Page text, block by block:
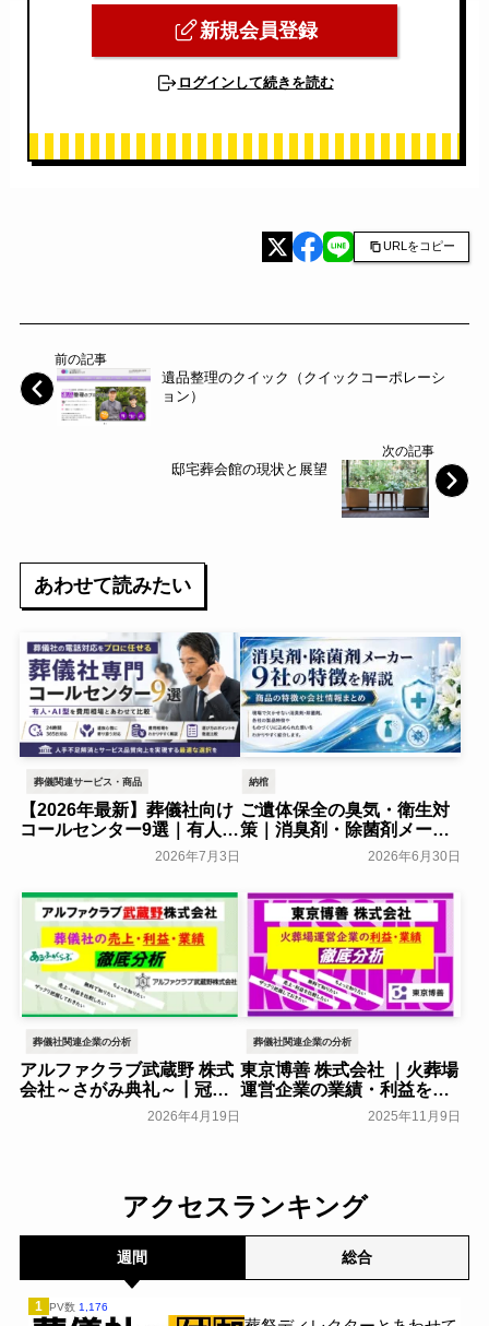
新規会員登録
ログインして続きを読む
URLをコピー
前の記事
遺品整理のクイック（クイックコーポレーシ
ョン）
次の記事
邸宅葬会館の現状と展望
あわせて読みたい
葬儀関連サービス・商品
【2026年最新】葬儀社向け
コールセンター9選｜有人・
AI型を費用相場とあわせて
2026年7月3日
納棺
ご遺体保全の臭気・衛生対
策｜消臭剤・除菌剤メーカ
ー9社の特徴を解説2026年6月30日
葬儀社関連企業の分析
アルファクラブ武蔵野 株式
会社～さがみ典礼～┃冠婚
葬祭互助会の業績・利益を
2026年4月19日
葬儀社関連企業の分析
東京博善 株式会社 ｜火葬場
運営企業の業績・利益をま
葬研会員限定2025年11月9日
アクセスランキング
週間 総合
1 PV数 1,176